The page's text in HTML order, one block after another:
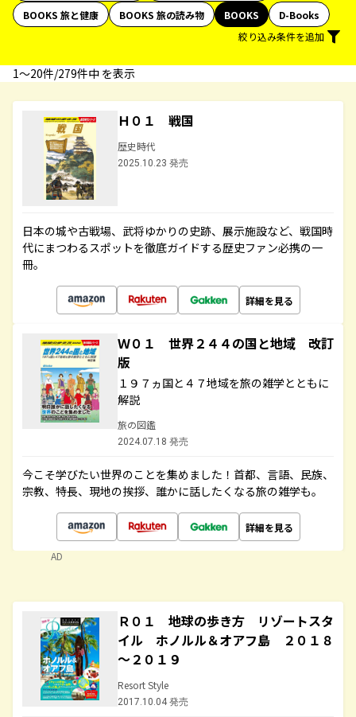
BOOKS 旅と健康
BOOKS 旅の読み物 BOOKS
D-Books
絞り込み条件を追加
1〜20件/279件中 を表示
Ｈ０１ 戦国
歴史時代
2025.10.23 発売
日本の城や古戦場、武将ゆかりの史跡、展示施設など、戦国時
代にまつわるスポットを徹底ガイドする歴史ファン必携の一
冊。
詳細を見る
Ｗ０１ 世界２４４の国と地域 改訂
版
１９７ヵ国と４７地域を旅の雑学とともに
解説
旅の図鑑
2024.07.18 発売
今こそ学びたい世界のことを集めました！首都、言語、民族、
宗教、特長、現地の挨拶、誰かに話したくなる旅の雑学も。
詳細を見る
AD
Ｒ０１ 地球の歩き方 リゾートスタ
イル ホノルル＆オアフ島 ２０１８
～２０１９
Resort Style
2017.10.04 発売